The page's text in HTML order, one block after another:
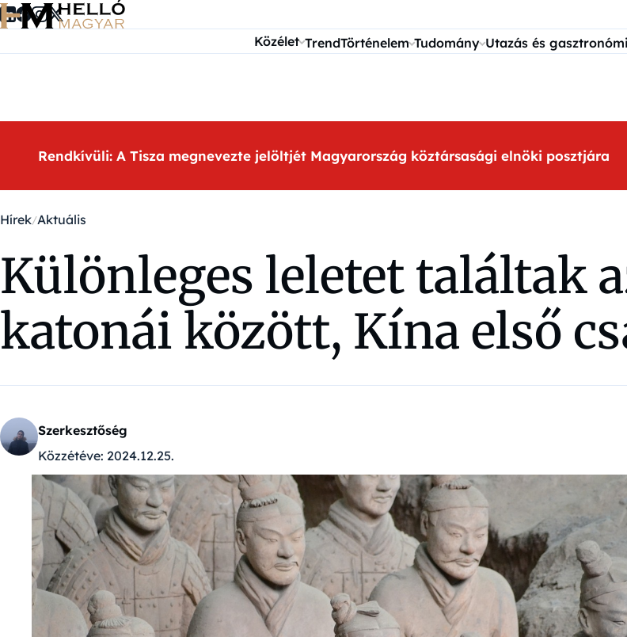
Ugrás a tartalomra
Közélet TrendTörténelem Tudomány Utazás és
Rendkívüli: A Tisza megnevezte jelöltjét Magyarország köztársasági elnöki posztjára
Hírek Aktuális
Különleges leletet találtak
katonái között, Kína első
Szerkesztőség
Közzétéve: 2024.12.25.